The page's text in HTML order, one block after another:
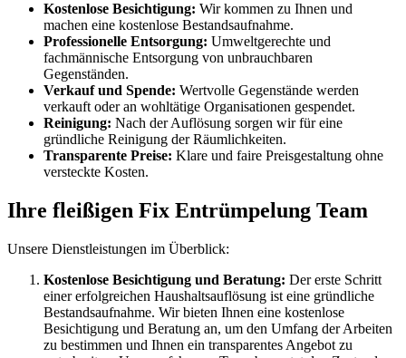
Kostenlose Besichtigung: Wir kommen zu Ihnen und
machen eine kostenlose Bestandsaufnahme.
Professionelle Entsorgung: Umweltgerechte und
fachmännische Entsorgung von unbrauchbaren
Gegenständen.
Verkauf und Spende: Wertvolle Gegenstände werden
verkauft oder an wohltätige Organisationen gespendet.
Reinigung: Nach der Auflösung sorgen wir für eine
gründliche Reinigung der Räumlichkeiten.
Transparente Preise: Klare und faire Preisgestaltung ohne
versteckte Kosten.
Ihre fleißigen Fix Entrümpelung Team
Unsere Dienstleistungen im Überblick:
Kostenlose Besichtigung und Beratung: Der erste Schritt
einer erfolgreichen Haushaltsauflösung ist eine gründliche
Bestandsaufnahme. Wir bieten Ihnen eine kostenlose
Besichtigung und Beratung an, um den Umfang der Arbeiten
zu bestimmen und Ihnen ein transparentes Angebot zu